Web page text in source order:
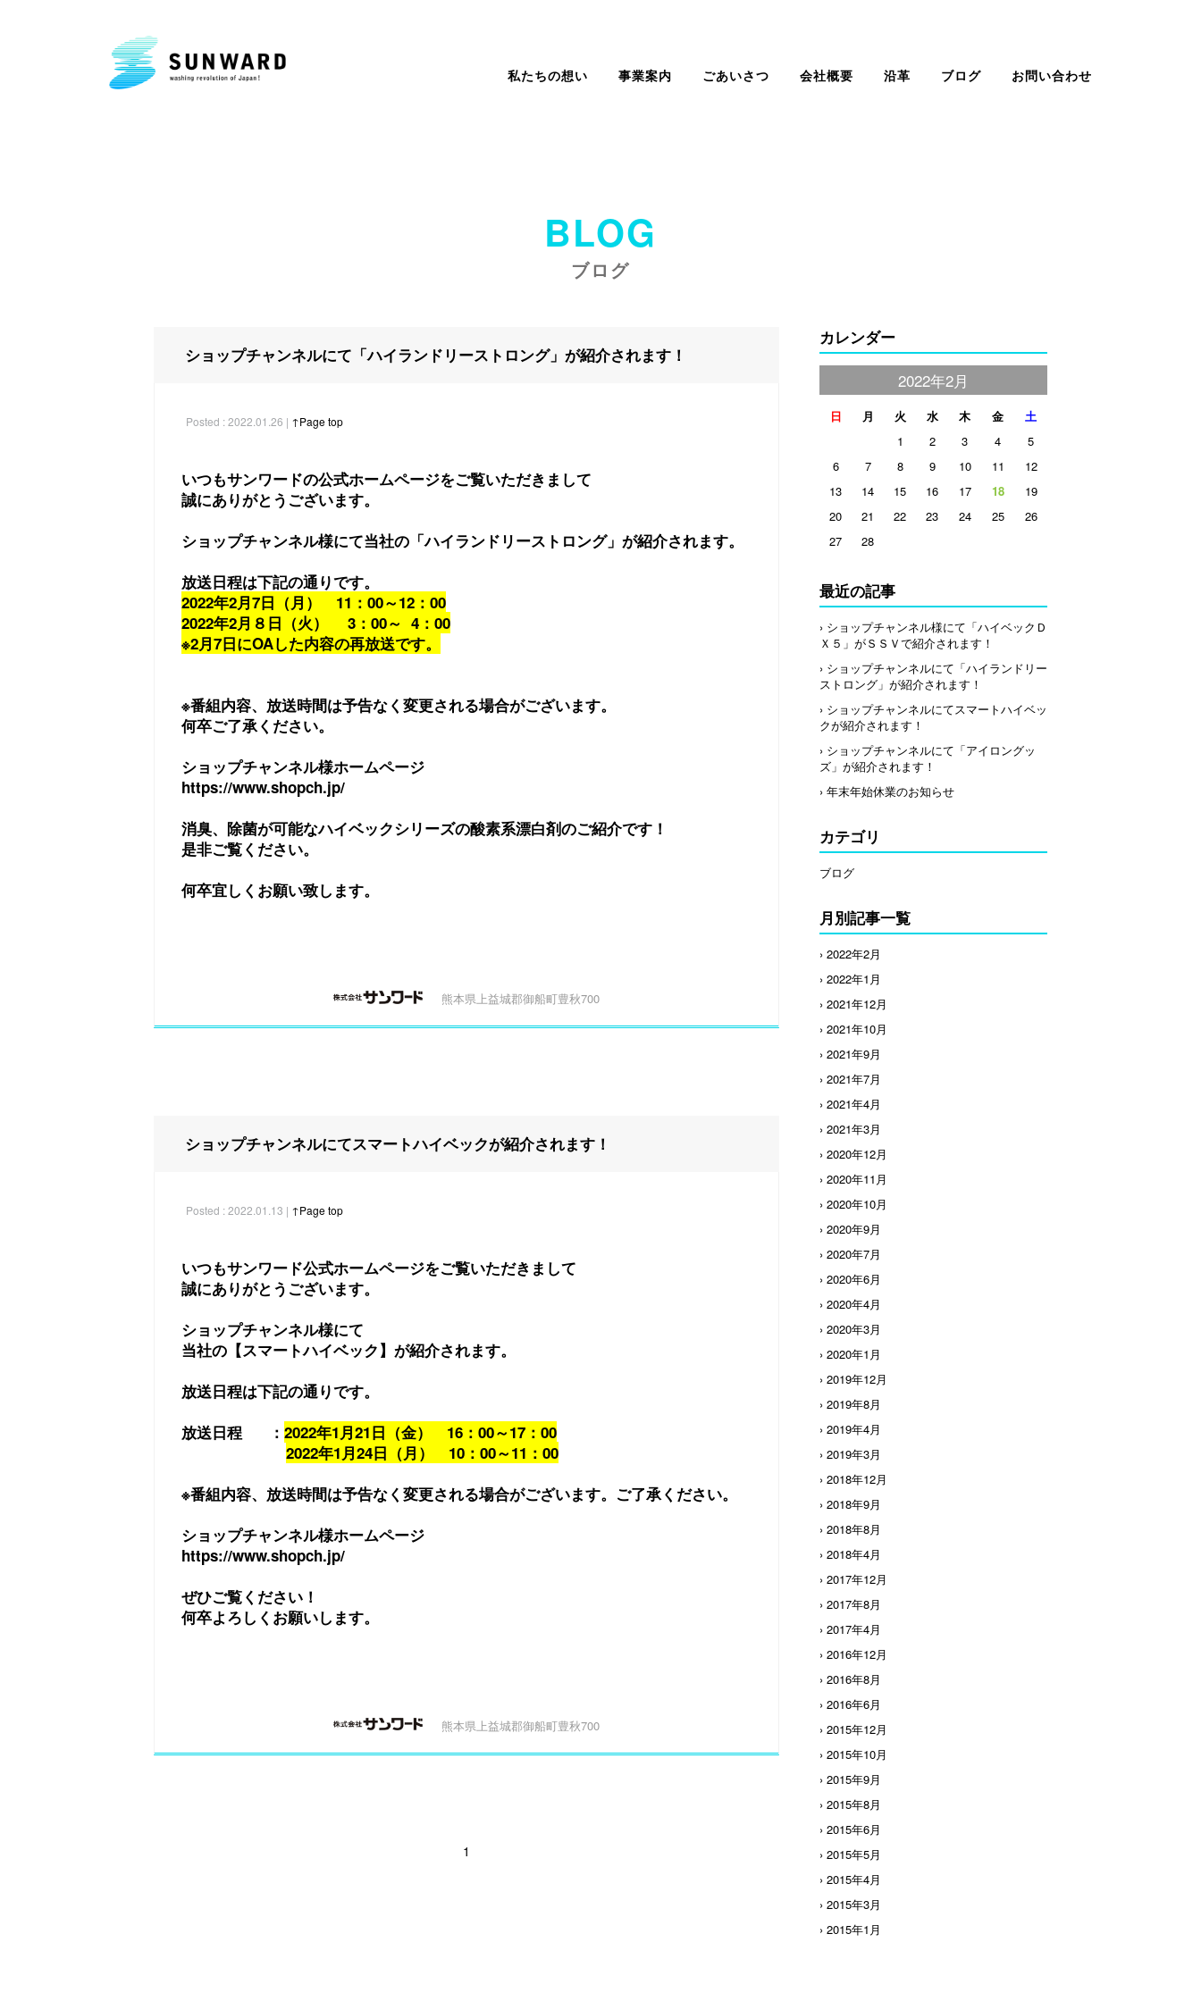
私たちの想い 事業案内 ごあいさつ 会社概要 沿革 ブログ お問い合わせ
BLOG
ブログ
ショップチャンネルにて「ハイランドリーストロング」が紹介されます！
Posted : 2022.01.26 | ↑Page top
いつもサンワードの公式ホームページをご覧いただきまして
誠にありがとうございます。
ショップチャンネル様にて当社の「ハイランドリーストロング」が紹介されます。
放送日程は下記の通りです。
2022年2月7日（月） 11：00～12：00
2022年2月８日（火） 3：00～ 4：00
※2月7日にOAした内容の再放送です。
※番組内容、放送時間は予告なく変更される場合がございます。
何卒ご了承ください。
ショップチャンネル様ホームページ
https://www.shopch.jp/
消臭、除菌が可能なハイベックシリーズの酸素系漂白剤のご紹介です！
是非ご覧ください。
何卒宜しくお願い致します。
熊本県上益城郡御船町豊秋700
ショップチャンネルにてスマートハイベックが紹介されます！
Posted : 2022.01.13 | ↑Page top
いつもサンワード公式ホームページをご覧いただきまして
誠にありがとうございます。
ショップチャンネル様にて
当社の【スマートハイベック】が紹介されます。
放送日程は下記の通りです。
放送日程 ： 2022年1月21日（金） 16：00～17：00
2022年1月24日（月） 10：00～11：00
※番組内容、放送時間は予告なく変更される場合がございます。ご了承ください。
ショップチャンネル様ホームページ
https://www.shopch.jp/
ぜひご覧ください！
何卒よろしくお願いします。
熊本県上益城郡御船町豊秋700
1
カレンダー
2022年2月
日 月 火 水 木 金
土
1
2 3 4
5
6
7 8 9 10 11
12
13
14 15 16 17 18
19
20
21 22 23 24 25
26
27
28
最近の記事
› ショップチャンネル様にて「ハイベックＤ
Ｘ５」がＳＳＶで紹介されます！
› ショップチャンネルにて「ハイランドリー
ストロング」が紹介されます！
› ショップチャンネルにてスマートハイベッ
クが紹介されます！
› ショップチャンネルにて「アイロングッ
ズ」が紹介されます！
› 年末年始休業のお知らせ
カテゴリ
ブログ
月別記事一覧
› 2022年2月
› 2022年1月
› 2021年12月
› 2021年10月
› 2021年9月
› 2021年7月
› 2021年4月
› 2021年3月
› 2020年12月
› 2020年11月
› 2020年10月
› 2020年9月
› 2020年7月
› 2020年6月
› 2020年4月
› 2020年3月
› 2020年1月
› 2019年12月
› 2019年8月
› 2019年4月
› 2019年3月
› 2018年12月
› 2018年9月
› 2018年8月
› 2018年4月
› 2017年12月
› 2017年8月
› 2017年4月
› 2016年12月
› 2016年8月
› 2016年6月
› 2015年12月
› 2015年10月
› 2015年9月
› 2015年8月
› 2015年6月
› 2015年5月
› 2015年4月
› 2015年3月
› 2015年1月